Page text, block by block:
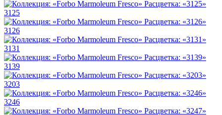
3125
3126
3131
3139
3203
3246